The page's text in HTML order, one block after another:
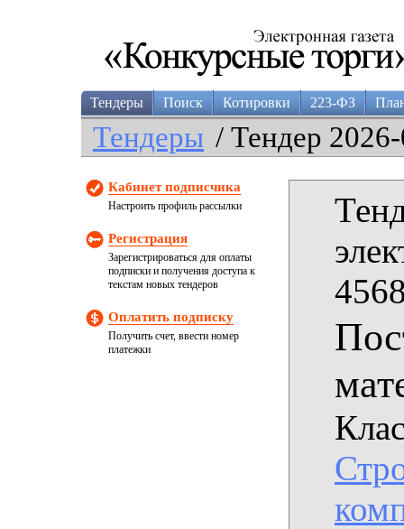
Тендеры Поиск Котировки 223-ФЗ
Тендеры / Тендер
Кабинет подписчика
Настроить профиль рассылки
Регистрация
Зарегистрироваться для оплаты
подписки и получения доступа к
текстам новых тендеров
Оплатить подписку
Получить счет, ввести номер
платежки